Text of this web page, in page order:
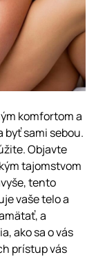
komfortom a
byť sami sebou.
Objavte
tajomstvom
tento
vaše telo a
a
ako sa o vás
prístup vás